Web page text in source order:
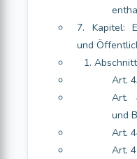
7. Kapitel:
und
1.
Art.
Art.
und
Art.
Art.